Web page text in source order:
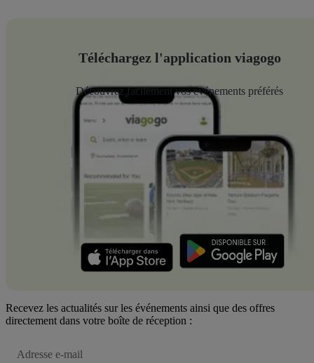
Téléchargez l'application viagogo
Découvrez facilement vos événements préférés
Recevez les actualités sur les événements ainsi que des offres
directement dans votre boîte de réception :
e-